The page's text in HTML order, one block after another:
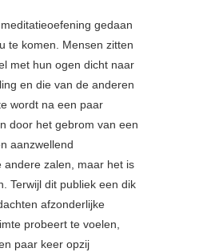
gedaan
te komen. Mensen zitten
met hun ogen dicht naar
en die van de anderen
wordt na een paar
door het gebrom van een
aanzwellend
andere zalen, maar het is
Terwijl dit publiek een dik
afzonderlijke
probeert te voelen,
paar keer opzij